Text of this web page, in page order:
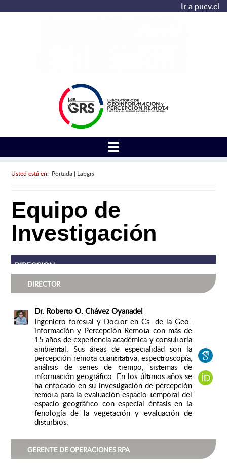
Ir a pucv.cl
Usted está en: Portada| Labgrs
Equipo de
Investigación
DIRECCION
DIRECTOR
Dr. Roberto O. Chávez Oyanadel
Ingeniero forestal y Doctor en Cs. de la Geo-
información y Percepción Remota con más de
15 años de experiencia académica y consultoría
ambiental. Sus áreas de especialidad son la
percepción remota cuantitativa, espectroscopía,
análisis de series de tiempo, sistemas de
información geográfico. En los últimos años se
ha enfocado en su investigación de percepción
remota para la evaluación espacio-temporal del
espacio geográfico con especial énfasis en la
fenología de la vegetación y evaluación de
disturbios.
GERENTE DE OPERACIONES RPA